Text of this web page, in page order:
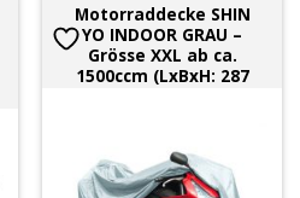
Motorraddecke SHIN
YO INDOOR GRAU –
Grösse XXL ab ca.
1500ccm (LxBxH: 287